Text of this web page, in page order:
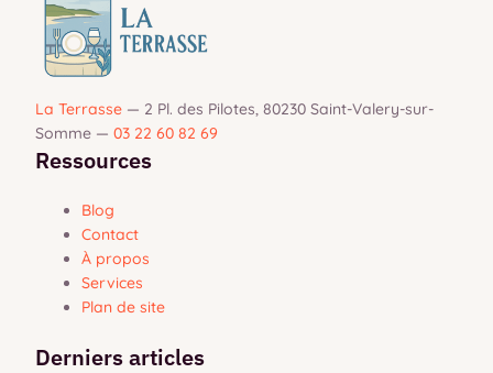
La Terrasse — 2 Pl. des Pilotes, 80230 Saint-Valery-sur-
Somme — 03 22 60 82 69
Ressources
Blog
Contact
À propos
Services
Plan de site
Derniers articles